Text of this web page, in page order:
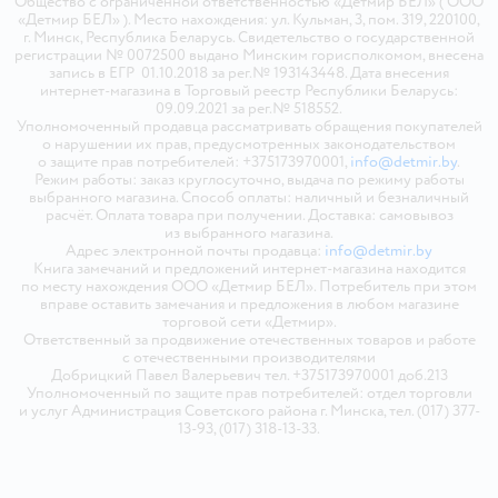
«Детмир БЕЛ» ). Место нахождения: ул. Кульман, 3, пом. 319, 220100,
г. Минск, Республика Беларусь. Свидетельство о государственной
регистрации № 0072500 выдано Минским горисполкомом, внесена
запись в ЕГР 01.10.2018 за рег.№ 193143448. Дата внесения
интернет-магазина в Торговый реестр Республики Беларусь:
09.09.2021 за рег.№ 518552.
Уполномоченный продавца рассматривать обращения покупателей
о нарушении их прав, предусмотренных законодательством
о защите прав потребителей: +375173970001, info@detmir.by.
Режим работы: заказ круглосуточно, выдача по режиму работы
выбранного магазина. Способ оплаты: наличный и безналичный
расчёт. Оплата товара при получении. Доставка: самовывоз
из выбранного магазина.
Адрес электронной почты продавца: info@detmir.by
Книга замечаний и предложений интернет-магазина находится
по месту нахождения ООО «Детмир БЕЛ». Потребитель при этом
вправе оставить замечания и предложения в любом магазине
торговой сети «Детмир».
Ответственный за продвижение отечественных товаров и работе
с отечественными производителями
Добрицкий Павел Валерьевич тел. +375173970001 доб.213
Уполномоченный по защите прав потребителей: отдел торговли
и услуг Администрация Советского района г. Минска, тел. (017) 377-
13-93, (017) 318-13-33.